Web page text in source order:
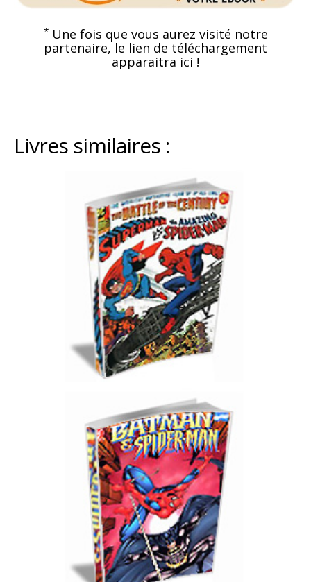
*Une fois que vous aurez visité notre
partenaire, le lien de téléchargement
apparaitra ici !
Livres similaires :